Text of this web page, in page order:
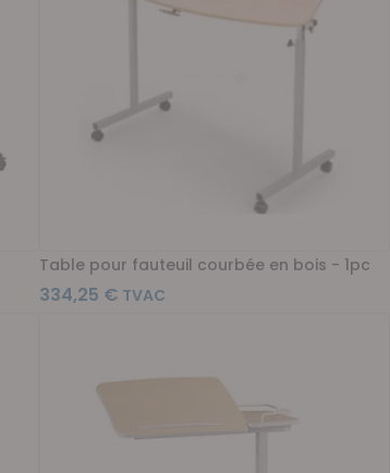
Table pour fauteuil courbée en bois - 1pc
334,25 €